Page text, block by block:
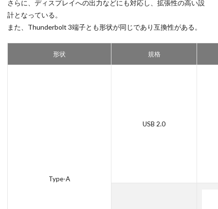
さらに、ディスプレイへの出力などにも対応し、拡張性の高い設
計となっている。
また、Thunderbolt 3端子とも形状が同じであり互換性がある。
形状 規格
Type-A
USB 2.0